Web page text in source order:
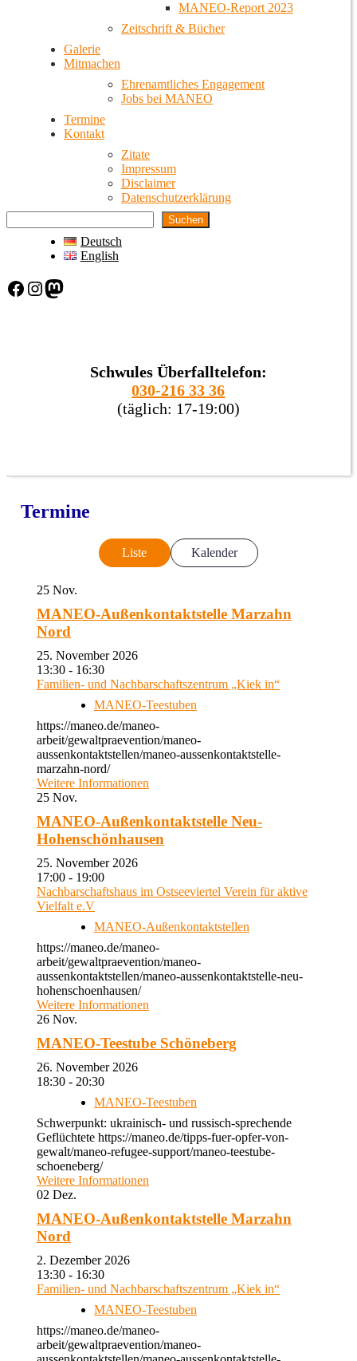
MANEO-Report 2023
Zeitschrift & Bücher
Galerie
Mitmachen
Ehrenamtliches Engagement
Jobs bei MANEO
Termine
Kontakt
Zitate
Impressum
Disclaimer
Datenschutzerklärung
Suchen
Deutsch
English
Facebook Instagram Mastodon
Schwules Überfalltelefon:
030-216 33 36
(täglich: 17-19:00)
Termine
Liste Kalender
25 Nov.
MANEO-Außenkontaktstelle Marzahn
Nord
25. November 2026
13:30 - 16:30
Familien- und Nachbarschaftszentrum „Kiek in“
MANEO-Teestuben
https://maneo.de/maneo-
arbeit/gewaltpraevention/maneo-
aussenkontaktstellen/maneo-aussenkontaktstelle-
marzahn-nord/
Weitere Informationen
25 Nov.
MANEO-Außenkontaktstelle Neu-
Hohenschönhausen
25. November 2026
17:00 - 19:00
Nachbarschaftshaus im Ostseeviertel Verein für aktive
Vielfalt e.V
MANEO-Außenkontaktstellen
https://maneo.de/maneo-
arbeit/gewaltpraevention/maneo-
aussenkontaktstellen/maneo-aussenkontaktstelle-neu-
hohenschoenhausen/
Weitere Informationen
26 Nov.
MANEO-Teestube Schöneberg
26. November 2026
18:30 - 20:30
MANEO-Teestuben
Schwerpunkt: ukrainisch- und russisch-sprechende
Geflüchtete https://maneo.de/tipps-fuer-opfer-von-
gewalt/maneo-refugee-support/maneo-teestube-
schoeneberg/
Weitere Informationen
02 Dez.
MANEO-Außenkontaktstelle Marzahn
Nord
2. Dezember 2026
13:30 - 16:30
Familien- und Nachbarschaftszentrum „Kiek in“
MANEO-Teestuben
https://maneo.de/maneo-
arbeit/gewaltpraevention/maneo-